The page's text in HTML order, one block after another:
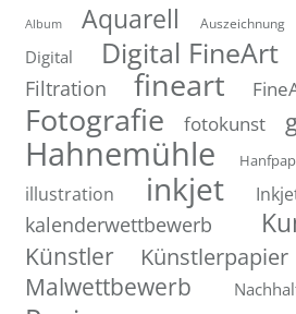
Album Aquarell Auszeichnung
Digital Digital FineArt
Filtration fineart
Fotografie fotokunst
Hahnemühle
illustration inkjet
kalenderwettbewerb
Künstler Künstlerpapier
Malwettbewerb